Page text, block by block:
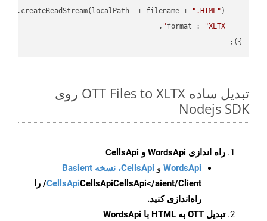
+ filename +
".HTML"
format : "XLTX"
});
تبدیل ساده OTT Files to XLTX روی
Nodejs SDK
راه اندازی WordsApi و CellsApi
WordsApi و CellsApi، نسخه Basient
CellsApiCellsApi
CellsApi</aient/Client/ را
راه‌اندازی کنید.
تبدیل OTT به HTML با WordsApi